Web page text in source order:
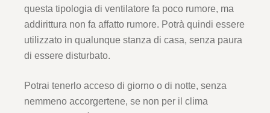
questa tipologia di ventilatore fa poco rumore, ma
addirittura non fa affatto rumore. Potrà quindi essere
utilizzato in qualunque stanza di casa, senza paura
di essere disturbato.
Potrai tenerlo acceso di giorno o di notte, senza
nemmeno accorgertene, se non per il clima